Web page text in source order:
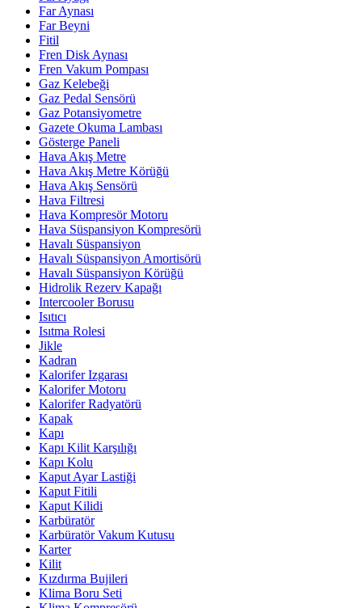
Far Aynası
Far Beyni
Fitil
Fren Disk Aynası
Fren Vakum Pompası
Gaz Kelebeği
Gaz Pedal Sensörü
Gaz Potansiyometre
Gazete Okuma Lambası
Gösterge Paneli
Hava Akış Metre
Hava Akış Metre Körüğü
Hava Akış Sensörü
Hava Filtresi
Hava Kompresör Motoru
Hava Süspansiyon Kompresörü
Havalı Süspansiyon
Havalı Süspansiyon Amortisörü
Havalı Süspansiyon Körüğü
Hidrolik Rezerv Kapağı
Intercooler Borusu
Isıtıcı
Isıtma Rolesi
Jikle
Kadran
Kalorifer Izgarası
Kalorifer Motoru
Kalorifer Radyatörü
Kapak
Kapı
Kapı Kilit Karşılığı
Kapı Kolu
Kaput Ayar Lastiği
Kaput Fitili
Kaput Kilidi
Karbüratör
Karbüratör Vakum Kutusu
Karter
Kilit
Kızdırma Bujileri
Klima Boru Seti